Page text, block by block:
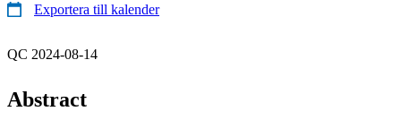
Exportera till kalender
QC 2024-08-14
Abstract